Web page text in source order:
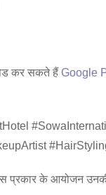
कर सकते हैं Google
के आयोजन